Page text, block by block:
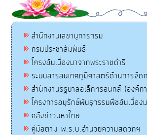
สำนักงานเลขานุการกรม
กรมประชาสัมพันธ์
โครงอันเนื่องมาจากพระราชดำริ
ระบบสารสนเทศภูมิศาสตร์ด้านการจัด
สำนักงานรัฐบาลอิเล็กทรอนิกส์ (องค์
โครงการอนุรักษ์พันธุกรรมพืชอันเนื่อง
คลังข่าวมหาไทย
คู่มือตาม พ.ร.บ.อำนวยความสดวกฯ